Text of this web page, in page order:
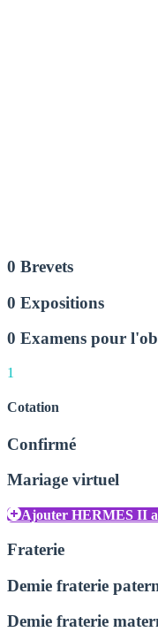
0 Brevets
0 Expositions
0 Examens pour
1
Cotation
Confirmé
Mariage virtuel
Ajouter HERMES II
Fraterie
Demie fraterie
Demie fraterie